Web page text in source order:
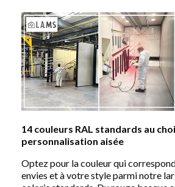
14 couleurs RAL standards au
personnalisation aisée
Optez pour la couleur qui
envies et à votre style parmi notre